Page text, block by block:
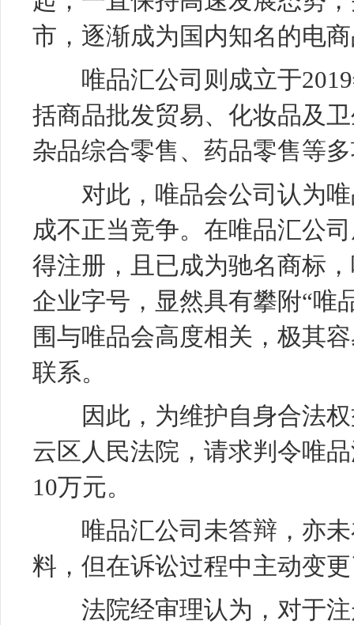
市，逐渐成为国内知名的电
唯品汇公司则成立于2019
括商品批发贸易、 化妆品及
杂品综合零售、药品零售等
对此，唯品会公司认为唯
成不正当竞争。在唯品汇公
得注册，且已成为驰名商标
企业字号，显然具有攀附“唯
围与唯品会高度相关，极其
联系。
因此，为维护自身合法权
云区人民法院，请求判令唯
10万元。
唯品汇公司未答辩，亦未
料，但在诉讼过程中主动变
法院经审理认为，对于注